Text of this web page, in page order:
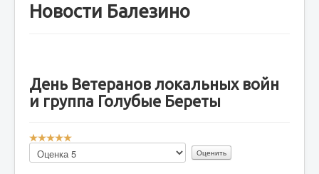
Новости Балезино
День Ветеранов локальных войн
и группа Голубые Береты
Р
е
й
Пожалуйста,
оцените